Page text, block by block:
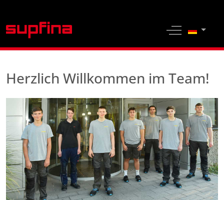
Off-Canvas
Sprache
Herzlich Willkommen im Team!